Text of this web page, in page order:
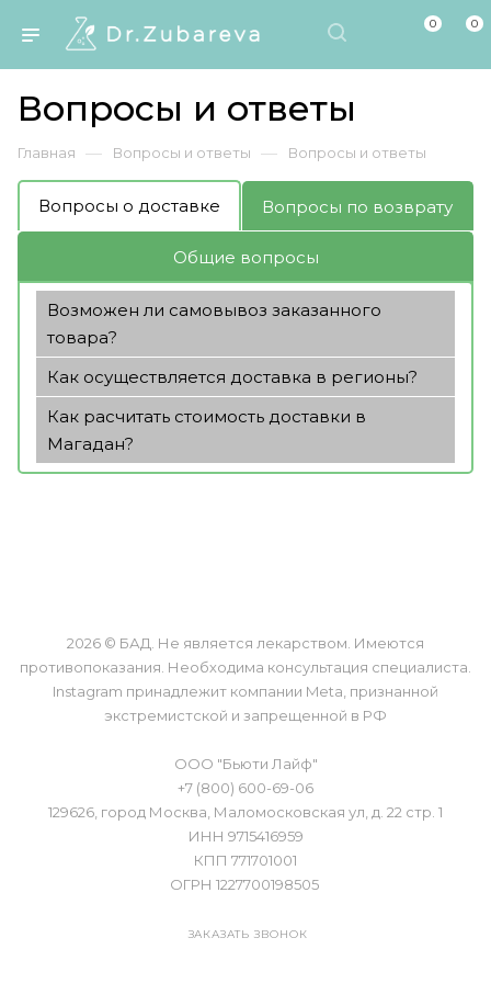
0 0
Вопросы и ответы
Главная — Вопросы и ответы — Вопросы и ответы
Вопросы о доставке Вопросы по возврату
Общие вопросы
Возможен ли самовывоз заказанного
товара?
Как осуществляется доставка в регионы?
Как расчитать стоимость доставки в
Магадан?
2026 © БАД. Не является лекарством. Имеются
противопоказания. Необходима консультация специалиста.
Instagram принадлежит компании Meta, признанной
экстремистской и запрещенной в РФ
ООО "Бьюти Лайф"
+7 (800) 600-69-06
129626, город Москва, Маломосковская ул, д. 22 стр. 1
ИНН 9715416959
КПП 771701001
ОГРН 1227700198505
ЗАКАЗАТЬ ЗВОНОК